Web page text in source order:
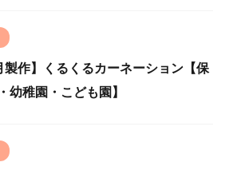
製作】くるくるカーネーション【保
幼稚園・こども園】